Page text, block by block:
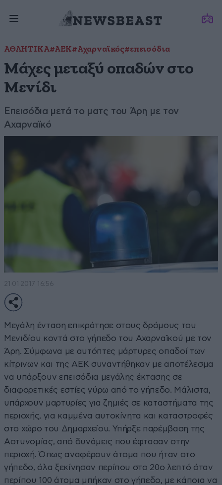
ΑΘΛΗΤΙΚΑ#ΑΕΚ#Αχαρναϊκός#επεισόδια
Μάχες μεταξύ οπαδών στο
Μενίδι
Επεισόδια μετά το ματς του Άρη με τον
Αχαρναϊκό
21·01·2017 16:56
Μεγάλη ένταση επικράτησε στους δρόμους του
Μενιδίου κοντά στο γήπεδο του Αχαρναϊκού με τον
Άρη. Σύμφωνα με αυτόπτες μάρτυρες οπαδοί των
κίτρινων και της ΑΕΚ συναντήθηκαν με αποτέλεσμα
να υπάρξουν επεισόδια μεγάλης έκτασης σε
διαφορετικές εστίες γύρω από το γήπεδο. Μάλιστα,
υπάρχουν μαρτυρίες για ζημιές σε καταστήματα της
περιοχής, για καμμένα αυτοκίνητα και καταστροφές
στο χώρο του Δημαρχείου. Υπήρξε παρέμβαση της
Αστυνομίας, από δυνάμεις που έφτασαν στην
περιοχή. Όπως αναφέρουν άτομα που ήταν στο
γήπεδο, όλα ξεκίνησαν περίπου στο 20ο λεπτό όταν
περίπου 100 άτομα μπήκαν στο γήπεδο, με κάποια να